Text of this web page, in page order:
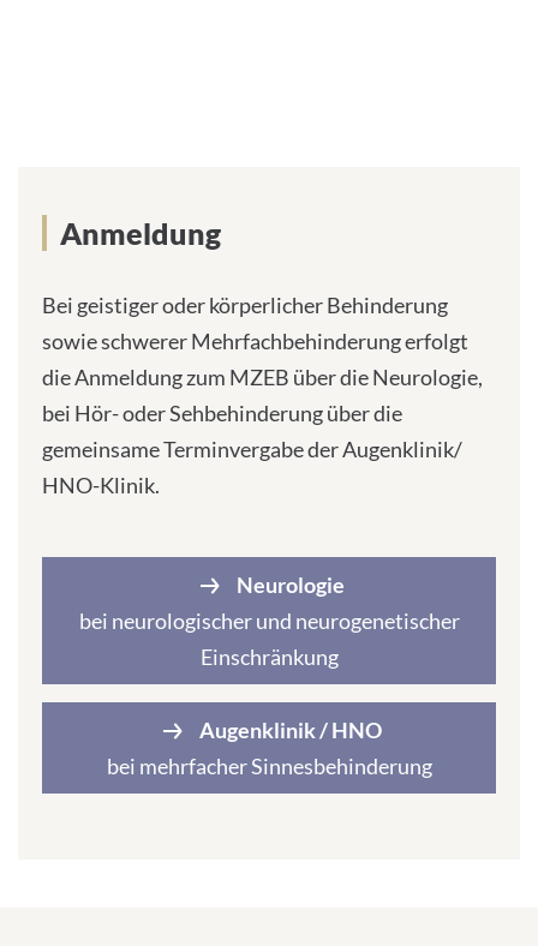
Anmeldung
Bei geistiger oder körperlicher Behinderung
sowie schwerer Mehrfachbehinderung erfolgt
die Anmeldung zum MZEB über die Neurologie,
bei Hör- oder Sehbehinderung über die
gemeinsame Terminvergabe der Augenklinik/
HNO-Klinik.
Neurologie
bei neurologischer und neurogenetischer
Einschränkung
Augenklinik / HNO
bei mehrfacher Sinnesbehinderung